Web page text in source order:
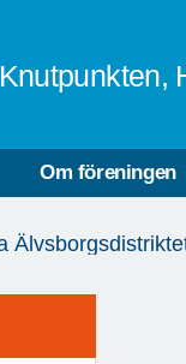
Knutpunkten,
Om föreningen